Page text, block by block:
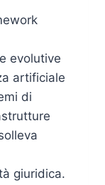
evolutive
artificiale
di
giuridica.